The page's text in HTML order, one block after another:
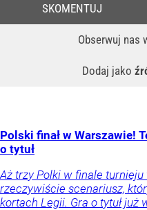
Obserwuj nas
Dodaj jako
SKOMENTUJ
Polski finał w Warszawie!
o tytuł
Aż trzy Polki w finale
rzeczywiście scenariusz,
kortach Legii. Gra o tytuł już